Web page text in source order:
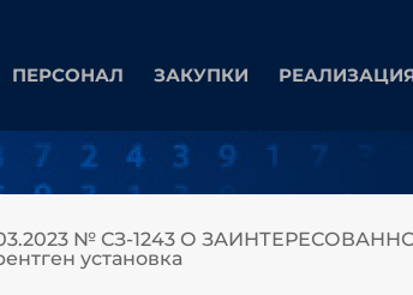
ПЕРСОНАЛ ЗАКУПКИ
№ СЗ-1243 О
установка